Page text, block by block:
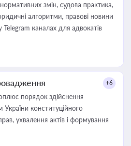
змін, судова практика,
алгоритми, правові новини
каналах для адвокатів
+6
порядок здійснення
конституційного
ухвалення актів і формування